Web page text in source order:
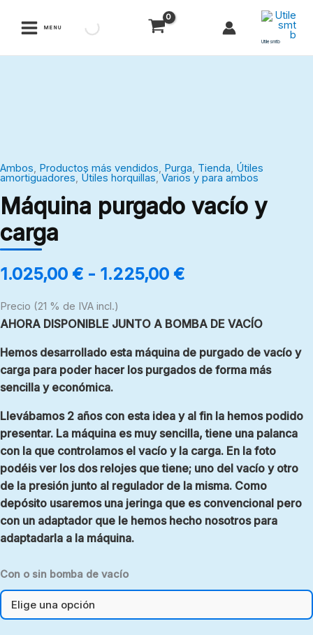
MENU
Utilesmtb
Ambos, Productos más vendidos, Purga, Tienda, Útiles
amortiguadores, Útiles horquillas,Varios y para ambos
Máquina purgado vacío y
carga
1.025,00 € - 1.225,00 €
hasta
1.225,00 €
Precio (21 % de IVA incl.)
AHORA DISPONIBLE JUNTO A BOMBA DE VACÍO
Hemos desarrollado esta máquina de purgado de vacío y
carga para poder hacer los purgados de forma más
sencilla y económica.
Llevábamos 2 años con esta idea y al fin la hemos podido
presentar. La máquina es muy sencilla, tiene una palanca
con la que controlamos el vacío y la carga. En la foto
podéis ver los dos relojes que tiene; uno del vacío y otro
de la presión junto al regulador de la misma. Como
depósito usaremos una jeringa que es convencional pero
con un adaptador que le hemos hecho nosotros para
adaptadarla a la máquina.
Con o sin bomba de vacío
cantidad